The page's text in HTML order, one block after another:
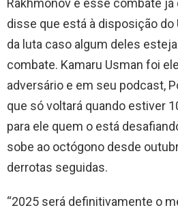
Rakhmonov e esse combate já
disse que está à disposição do
da luta caso algum deles
combate. Kamaru Usman foi
adversário e em seu podcast,
que só voltará quando estiver
para ele quem o está
sobe ao octógono desde
derrotas seguidas.
“2025 será definitivamente o